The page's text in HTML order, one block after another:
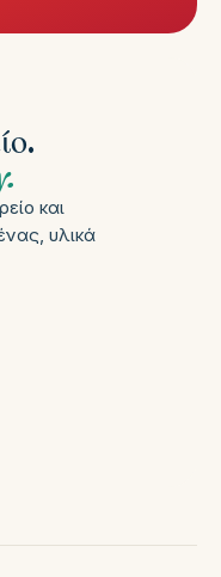
και
υλικά